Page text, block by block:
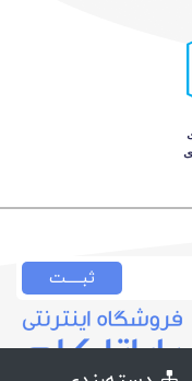
ثبـــــت